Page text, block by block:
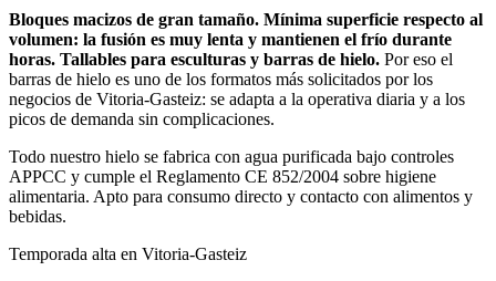
Bloques macizos de gran tamaño. Mínima superficie respecto al
volumen: la fusión es muy lenta y mantienen el frío durante
horas. Tallables para esculturas y barras de hielo. Por eso el
barras de hielo es uno de los formatos más solicitados por los
negocios de Vitoria-Gasteiz: se adapta a la operativa diaria y a los
picos de demanda sin complicaciones.
Todo nuestro hielo se fabrica con agua purificada bajo controles
APPCC y cumple el Reglamento CE 852/2004 sobre higiene
alimentaria. Apto para consumo directo y contacto con alimentos y
bebidas.
Temporada alta en Vitoria-Gasteiz